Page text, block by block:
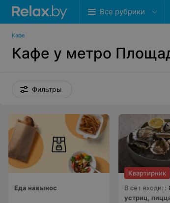
Все рубрики
Кафе
Кафе у метро
Фильтры
Еда навынос
Квартирник
В сет входит:
устриц,